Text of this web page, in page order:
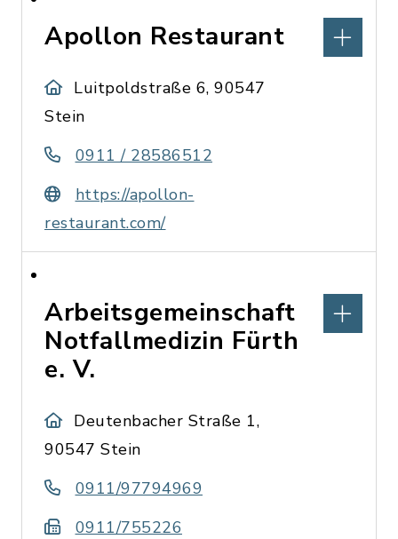
Apollon Restaurant
Luitpoldstraße 6, 90547
Stein
0911 / 28586512
https://apollon-
restaurant.com/
Arbeitsgemeinschaft
Notfallmedizin Fürth
e. V.
Deutenbacher Straße 1,
90547 Stein
0911/97794969
0911/755226